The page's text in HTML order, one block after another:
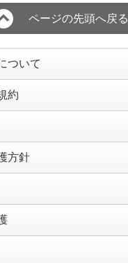
ページの先頭へ戻る
ついて
約
方針